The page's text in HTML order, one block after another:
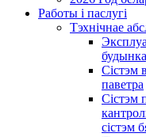
Работы і паслугі
Тэхнічнае
Сістэм
паветра
Сістэм
сістэм